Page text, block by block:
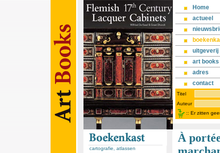
Home
actueel
uitgeverij
art books
adres
contact
Titel
Auteur
:: Er zitten
cartografie, atlassen
À